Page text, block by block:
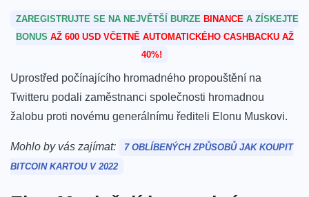
ZAREGISTRUJTE SE NA NEJVĚTŠÍ BURZE BINANCE A ZÍSKEJTE
BONUS AŽ 600 USD VČETNĚ AUTOMATICKÉHO CASHBACKU AŽ
40%!
Uprostřed počínajícího hromadného propouštění na
Twitteru podali zaměstnanci společnosti hromadnou
žalobu proti novému generálnímu řediteli Elonu Muskovi.
Mohlo by vás zajímat:
7 OBLÍBENÝCH ZPŮSOBŮ JAK KOUPIT
BITCOIN KARTOU V 2022